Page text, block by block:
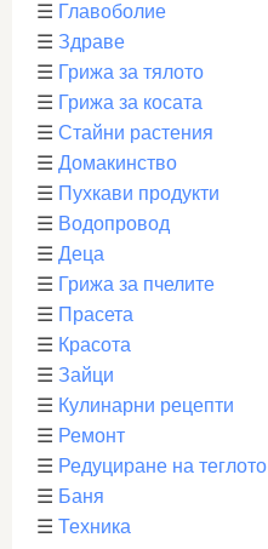
☰ Главоболие
☰ Здраве
☰ Грижа за тялото
☰ Грижа за косата
☰ Стайни растения
☰ Домакинство
☰ Пухкави продукти
☰ Водопровод
☰ Деца
☰ Грижа за пчелите
☰ Прасета
☰ Красота
☰ Зайци
☰ Кулинарни рецепти
☰ Ремонт
☰ Редуциране на теглото
☰ Баня
☰ Техника